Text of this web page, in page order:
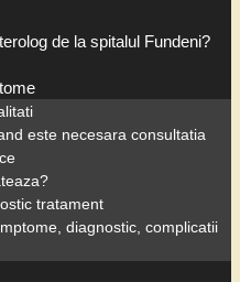
de la spitalul Fundeni?
este necesara consultatia
tratament
diagnostic, complicatii